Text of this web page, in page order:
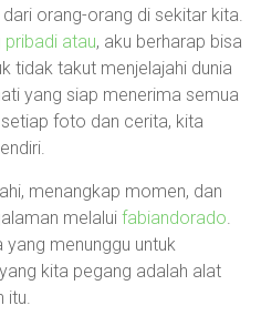
orang-orang di sekitar kita.
pribadi atau, aku berharap bisa
tidak takut menjelajahi dunia
yang siap menerima semua
foto dan cerita, kita
menangkap momen, dan
melaluifabiandorado.
yang menunggu untuk
kita pegang adalah alat
itu.